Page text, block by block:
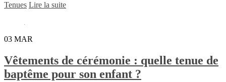
Tenues Lire la suite
03 MAR
Vêtements de cérémonie : quelle tenue de
baptême pour son enfant ?